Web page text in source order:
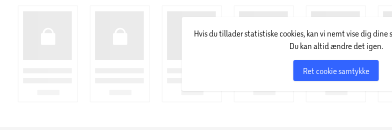
Hvis du tillader statistiske cookies, kan vi nemt vise dig dine
Du kan altid ændre det igen.
Ret cookie samtykke